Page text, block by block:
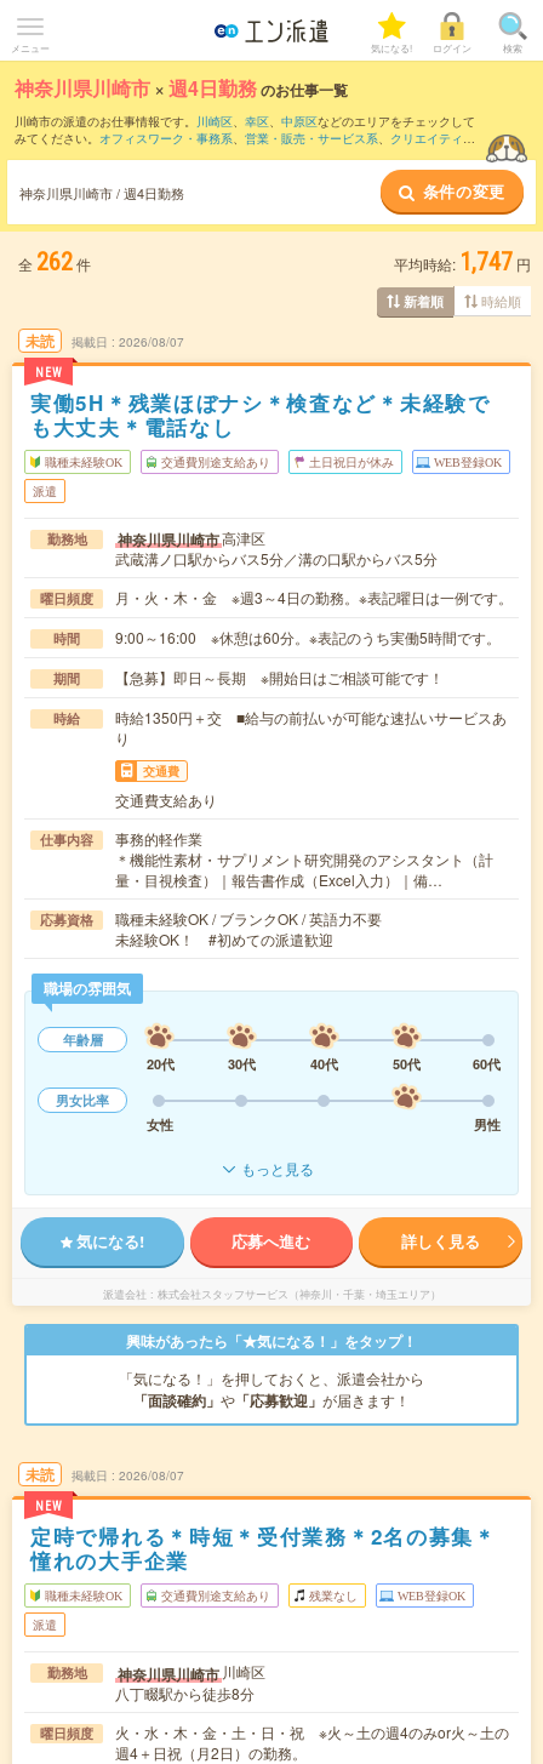
メニュー 気になる! ログイン 検索
神奈川県川崎市 ×週4日勤務のお仕事一覧
川崎市の派遣のお仕事情報です。 川崎区、 幸区、 中原区などのエリアをチェックして
みてください。 オフィスワーク・事務系、 営業・販売・サービス系、 クリエイティブ
などのこだわり条件も取り揃えています。
神奈川県川崎市 / 週4日勤務 条件の変更
全 262件 平均時給: 1,747 円
新着順 時給順
未読
NEW
掲載日 2026/08/07
実働5H＊残業ほぼナシ＊検査など＊未経験で
も大丈夫＊電話なし
職種未経験OK 交通費別途支給あり 土日祝日が休み WEB登録OK
派遣
勤務地 神奈川県川崎市高津区
武蔵溝ノ口駅からバス5分／溝の口駅からバス5分
曜日頻度 月・火・木・金 ※週3～4日の勤務。※表記曜日は一例です。
時間 9:00～16:00 ※休憩は60分。※表記のうち実働5時間です。
期間 【急募】即日～長期 ※開始日はご相談可能です！
時給
時給1350円＋交 ■給与の前払いが可能な速払いサービスあ
り
交通費
交通費支給あり
仕事内容
事務的軽作業
＊機能性素材・サプリメント研究開発のアシスタント（計
量・目視検査）｜報告書作成（Excel入力）｜備…
応募資格
職種未経験OK / ブランクOK / 英語力不要
未経験OK！ #初めての派遣歓迎
職場の雰囲気
年齢層
20代
30代 40代 50代
60代
男女比率
女性
男性
もっと見る
気になる! 応募へ進む 詳しく見る
派遣会社 株式会社スタッフサービス（神奈川・千葉・埼玉エリア）
興味があったら「★気になる！」をタップ！
「気になる！」を押しておくと、派遣会社から
「面談確約」 や 「応募歓迎」 が届きます！
未読
NEW
掲載日 2026/08/07
定時で帰れる＊時短＊受付業務＊2名の募集＊
憧れの大手企業
職種未経験OK 交通費別途支給あり 残業なし WEB登録OK
派遣
勤務地 神奈川県川崎市 川崎区
八丁畷駅から徒歩8分
曜日頻度
火・水・木・金・土・日・祝 ※火～土の週4のみor火～土の
週4＋日祝（月2日）の勤務。